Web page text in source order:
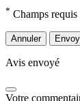
* Champs requis
Annuler
Avis envoyé
Votre